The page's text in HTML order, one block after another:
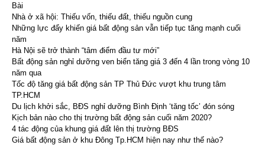
Bài
Nhà ở xã hội: Thiếu vốn, thiếu đất, thiếu nguồn cung
Những lực đẩy khiến giá bất động sản vẫn tiếp tục tăng mạnh cuối
năm
Hà Nội sẽ trở thành “tâm điểm đầu tư mới”
Bất động sản nghỉ dưỡng ven biển tăng giá 3 đến 4 lần trong vòng 10
năm qua
Tốc độ tăng giá bất động sản TP Thủ Đức vượt khu trung tâm
TP.HCM
Du lịch khởi sắc, BĐS nghỉ dưỡng Bình Định ‘tăng tốc’ đón sóng
Kịch bản nào cho thị trường bất động sản cuối năm 2020?
4 tác động của khung giá đất lên thị trường BĐS
Giá bất động sản ở khu Đông Tp.HCM hiện nay như thế nào?